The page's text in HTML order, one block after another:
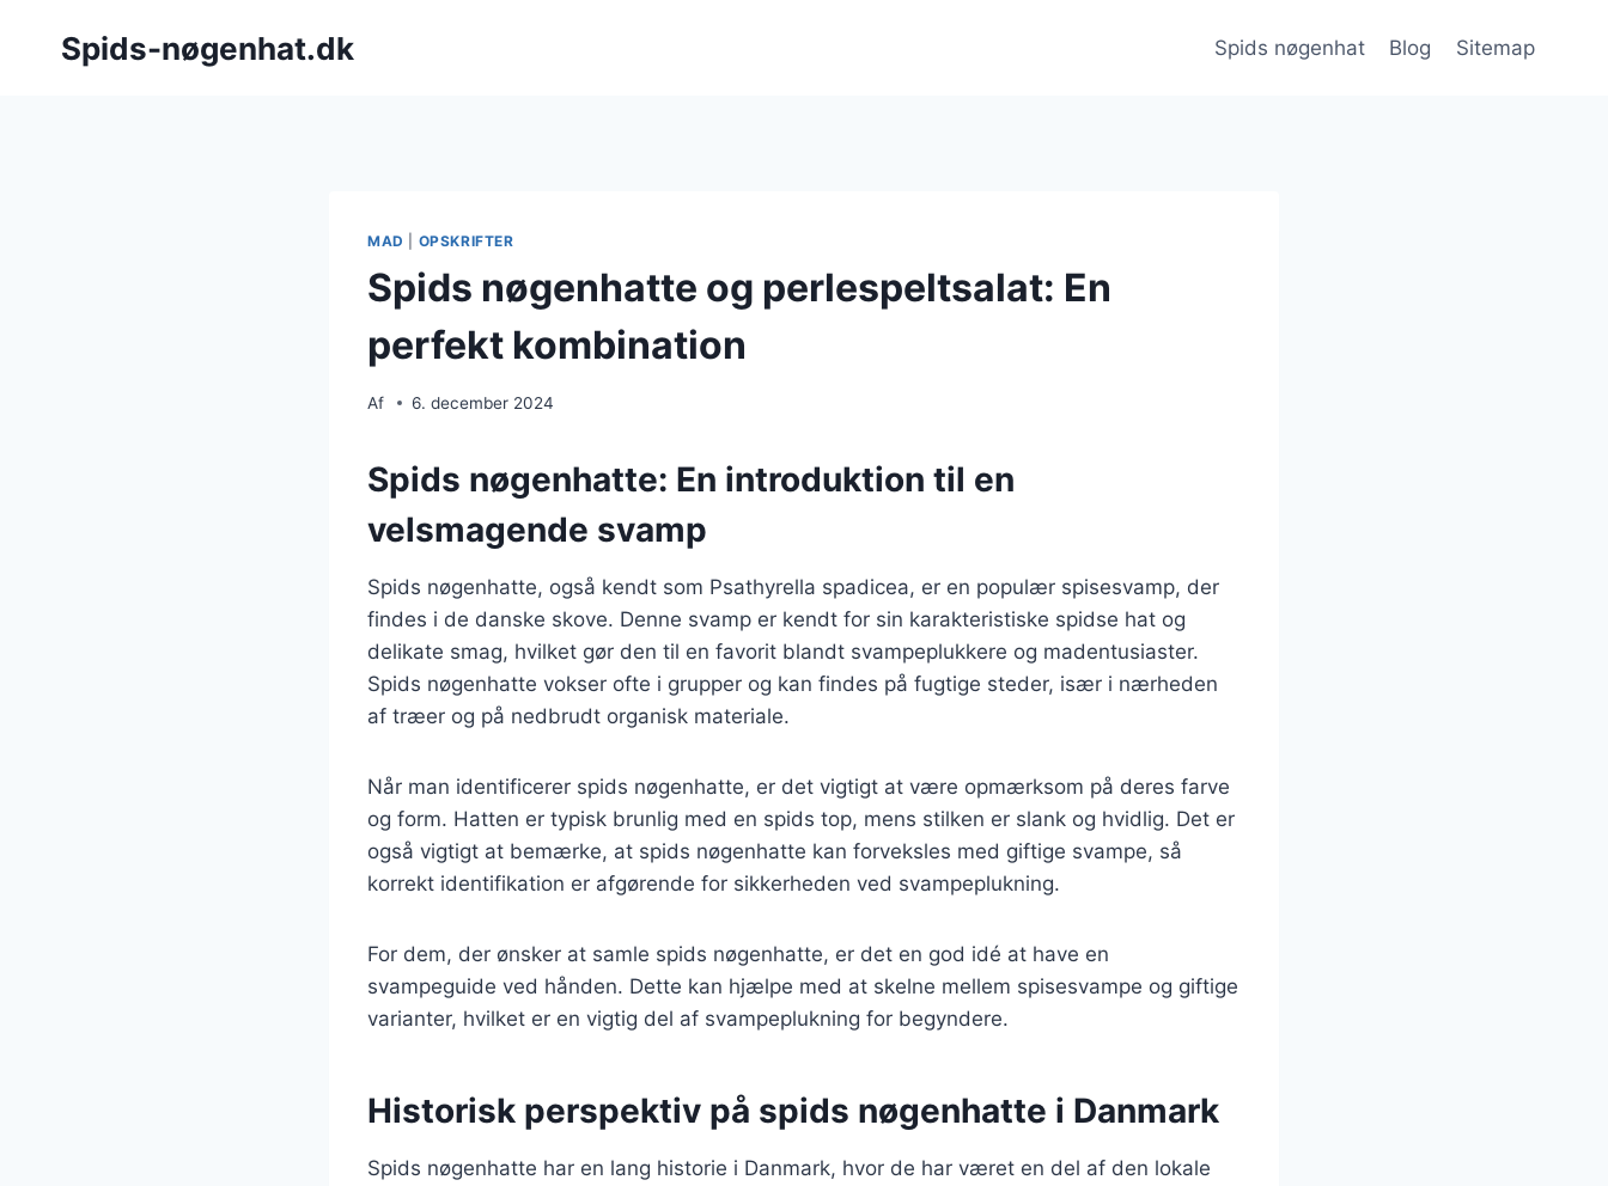
Spids-nøgenhat.dk Spids nøgenhat Blog Sitemap
MAD OPSKRIFTER
Spids nøgenhatte og perlespeltsalat: En
perfekt kombination
Af 6. december 2024
Spids nøgenhatte: En introduktion til en
velsmagende svamp
Spids nøgenhatte, også kendt som Psathyrella spadicea, er en populær spisesvamp, der
findes i de danske skove. Denne svamp er kendt for sin karakteristiske spidse hat og
delikate smag, hvilket gør den til en favorit blandt svampeplukkere og madentusiaster.
Spids nøgenhatte vokser ofte i grupper og kan findes på fugtige steder, især i nærheden
af træer og på nedbrudt organisk materiale.
Når man identificerer spids nøgenhatte, er det vigtigt at være opmærksom på deres farve
og form. Hatten er typisk brunlig med en spids top, mens stilken er slank og hvidlig. Det er
også vigtigt at bemærke, at spids nøgenhatte kan forveksles med giftige svampe, så
korrekt identifikation er afgørende for sikkerheden ved svampeplukning.
For dem, der ønsker at samle spids nøgenhatte, er det en god idé at have en
svampeguide ved hånden. Dette kan hjælpe med at skelne mellem spisesvampe og giftige
varianter, hvilket er en vigtig del af svampeplukning for begyndere.
Historisk perspektiv på spids nøgenhatte i Danmark
Spids nøgenhatte har en lang historie i Danmark, hvor de har været en del af den lokale